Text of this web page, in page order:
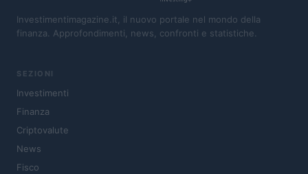
Investimentimagazine.it, il nuovo portale nel mondo della
finanza. Approfondimenti, news, confronti e statistiche.
SEZIONI
Investimenti
Finanza
Criptovalute
News
Fisco